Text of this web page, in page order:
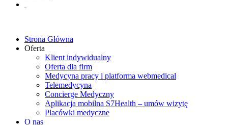
Strona Główna
Oferta
Klient indywidualny
Oferta dla firm
Medycyna pracy i platforma webmedical
Telemedycyna
Concierge Medyczny
Aplikacja mobilna S7Health – umów wizytę
Placówki medyczne
O nas